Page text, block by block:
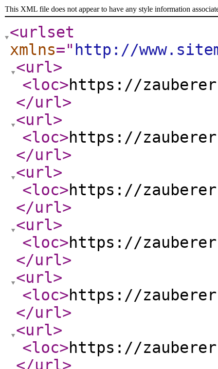
This XML file does not appear to have any style information
<urlset
xmlns=" http://
<url>
<loc>https://
</url>
<url>
<loc>https://
</url>
<url>
<loc>https://
</url>
<url>
<loc>https://
</url>
<url>
<loc>https://
</url>
<url>
<loc>https://
</url>